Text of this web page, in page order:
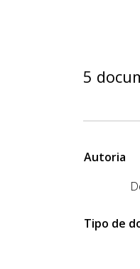
5
Autoria
Tipo de